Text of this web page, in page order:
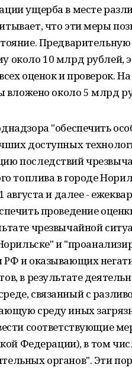
ущерба в месте
что эти меры
около 10 млрд рублей,
оценок и проверок.
вложено около 5 млрд
"обеспечить
доступных
последствий
топлива в городе
и далее -
проведение
чрезвычайной
и
и оказывающих
в результате
связанный с
среду иных
соответствующие
Федерации), в том
органов". Эти